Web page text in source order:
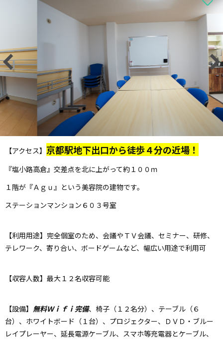
【アクセス】 京都駅地下出口から徒歩４分の近場！
『塩小路高倉』交差点を北に上がって約１００ｍ
１階が『Ａｇｕ』という美容院の建物です。
ステーションマンション６０３号室
【利用用途】完全個室のため、会議やＴＶ会議、セミナー、研修、
テレワーク、寄り合い、ボードゲームなど、幅広い用途で利用可
【収容人数】最大１２名収容可能
【設備】 無料Ｗｉｆｉ完備、椅子（１２名分）、テーブル（６
台）、ホワイトボード（１台）、プロジェクター、ＤＶＤ・ブルー
レイプレーヤー、延長電源ケーブル、スマホ等充電器とケーブル、